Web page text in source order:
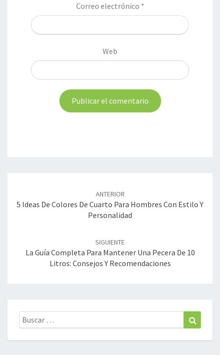
Correo electrónico *
Web
entradas
ANTERIOR
5 Ideas De Colores De Cuarto Para Hombres Con Estilo Y
Personalidad
SIGUIENTE
La Guía Completa Para Mantener Una Pecera De 10
Litros: Consejos Y Recomendaciones
Buscar: